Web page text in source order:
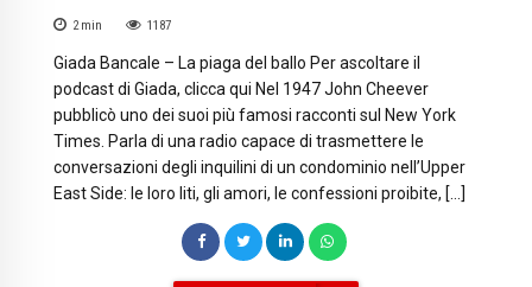
2 min 1187
Giada Bancale – La piaga del ballo Per ascoltare il
podcast di Giada, clicca qui Nel 1947 John Cheever
pubblicò uno dei suoi più famosi racconti sul New York
Times. Parla di una radio capace di trasmettere le
conversazioni degli inquilini di un condominio nell’Upper
East Side: le loro liti, gli amori, le confessioni proibite, […]